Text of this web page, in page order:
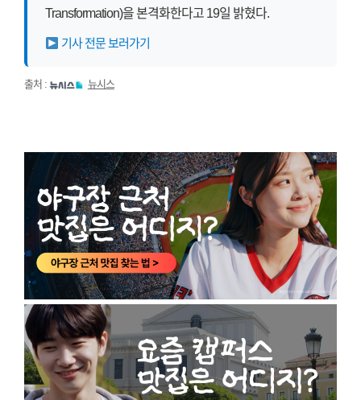
Transformation)을 본격화한다고 19일 밝혔다.
기사 전문 보러가기
출처 : 뉴시스